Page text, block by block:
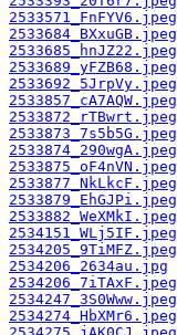
2533571_FnFYV6.jpeg
2533684_BXxuGB.jpeg
2533685_hnJZ22.jpeg
2533689_yFZB68.jpeg
2533692_5JrpVy.jpeg
2533857_cA7AQW.jpeg
2533872_rTBwrt.jpeg
2533873_7s5b5G.jpeg
2533874_290wgA.jpeg
2533875_oF4nVN.jpeg
2533877_NkLkcF.jpeg
2533879_EhGJPi.jpeg
2533882_WeXMkI.jpeg
2534151_WLj5IF.jpeg
2534205_9TiMFZ.jpeg
2534206_2634au.jpg
2534206_7iTAxF.jpeg
2534247_3S0Www.jpeg
2534274_HbXMr6.jpeg